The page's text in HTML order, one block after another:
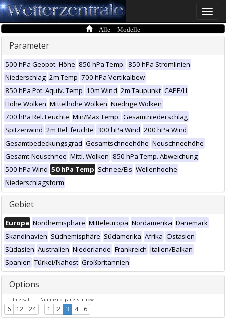
Toggle
Alle Modelle
Parameter
500 hPa Geopot. Höhe 850 hPa Temp. 850 hPa Stromlinien
Niederschlag 2m Temp 700 hPa Vertikalbew
850 hPa Pot. Äquiv. Temp 10m Wind 2m Taupunkt CAPE/LI
Hohe Wolken Mittelhohe Wolken Niedrige Wolken
700 hPa Rel. Feuchte Min/Max Temp. Gesamtniederschlag
Spitzenwind 2m Rel. feuchte 300 hPa Wind 200 hPa Wind
Gesamtbedeckungsgrad Gesamtschneehöhe Neuschneehöhe
Gesamt-Neuschnee Mittl. Wolken 850 hPa Temp. Abweichung
500 hPa Wind 50 hPa Temp Schnee/Eis Wellenhoehe
Niederschlagsform
Gebiet
Europa Nordhemisphäre Mitteleuropa Nordamerika Dänemark
Skandinavien Südhemisphäre Südamerika Afrika Ostasien
Südasien Australien Niederlande Frankreich Italien/Balkan
Spanien Türkei/Nahost Großbritannien
Options
Intervall
6 12 24
Number of panels in row
1 2 3 4 6